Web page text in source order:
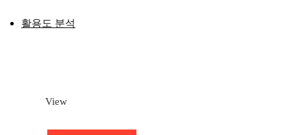
활용도 분석
View